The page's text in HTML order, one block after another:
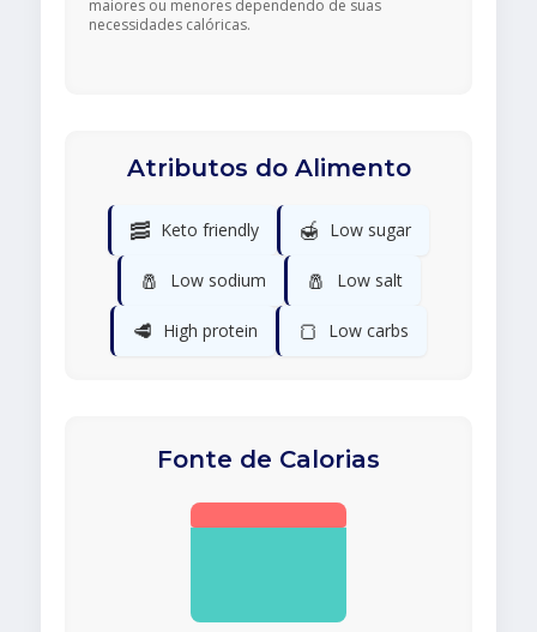
maiores ou menores dependendo de suas
necessidades calóricas.
Atributos do Alimento
🥓 Keto friendly 🍯 Low sugar
🧂 Low sodium 🧂 Low salt
🥩 High protein 🍞 Low carbs
Fonte de Calorias